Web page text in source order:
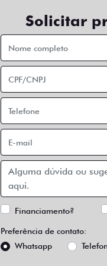
Solicitar
Financiamento?
Preferência de contato:
Whatsapp